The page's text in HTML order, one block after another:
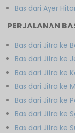
Bas dari Ayer
PERJALANAN
Bas dari Jitra ke
Bas dari Jitra ke
Bas dari Jitra ke
Bas dari Jitra ke
Bas dari Jitra ke
Bas dari Jitra ke
Bas dari Jitra ke